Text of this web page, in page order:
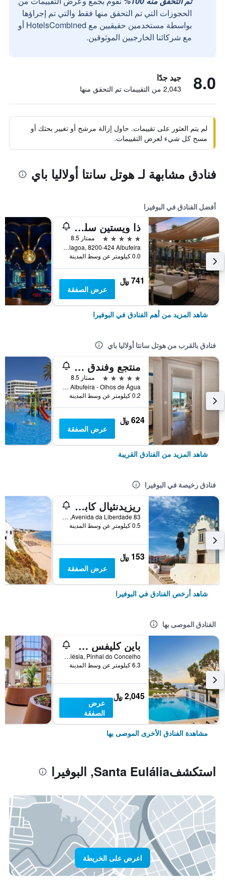
الحجوزات التي تم التحقق منها فقط والتي تم إجراؤها
بواسطة مستخدمين حقيقيين مع HotelsCombined أو
مع شركائنا الخارجيين الموثوقين.
8.0 جيد جدًا
2,043 من التقييمات تم التحقق منها
لم يتم العثور على تقييمات. حاول إزالة مرشح أو تغيير بحثك أو
مسح كل شيء لعرض التقييمات.
فنادق مشابهة لـ هوتل سانتا أولاليا باي
أفضل الفنادق في البوفيرا
ذا ويستين سلجادوس بيتش ريزورت، ألغارف
5 نجوم
ممتاز 8.5
Herdade Dos Salgados, Rua Boca Da Alagoa, 8200-424 Albufeira, البوفيرا, منطقة فارو, البرتغال
0.0 كيلومتر عن وسط المدينة
741 ﷼
عرض الصفقة
شاهد المزيد من أهم الفنادق في البوفيرا
فنادق بالقرب من هوتل سانتا أولاليا باي
منتجع وفندق سبا غرانده ريال سانتا أولاليا
5 نجوم
ممتاز 8.5
Estrada de Albufeira - Olhos de Água, البوفيرا, منطقة فارو, البرتغال
0.2 كيلومتر عن وسط المدينة
624 ﷼
عرض الصفقة
شاهد المزيد من الفنادق القريبة
فنادق رخيصة في البوفيرا
ريزيدنثيال كابري باي أمبرال
Avenida da Liberdade 83, البوفيرا, منطقة فارو, البرتغال
0.5 كيلومتر عن وسط المدينة
153 ﷼
عرض الصفقة
شاهد أرخص الفنادق في البوفيرا
الفنادق الموصى بها
باين كليفس ريزيدانس، إيه لاكشري كوليكشن ريزورت، الجارف
Praia Da Falésia, Pinhal do Concelho, البوفيرا, منطقة فارو, البرتغال
6.3 كيلومتر عن وسط المدينة
2,045 ﷼
عرض
الصفقة
مشاهدة الفنادق الأخرى الموصى بها
استكشفSanta Eulália, البوفيرا
اعرض على الخريطة